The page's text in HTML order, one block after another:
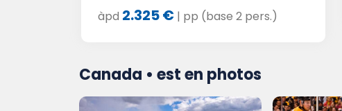
àpd 2.325 €| pp (base 2 pers.)
Canada • est en photos